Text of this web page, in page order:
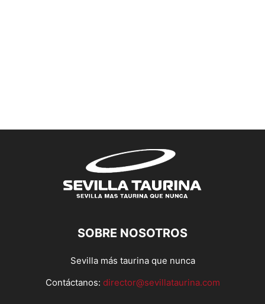
SOBRE NOSOTROS
Sevilla más taurina que nunca
Contáctanos: director@sevillataurina.com